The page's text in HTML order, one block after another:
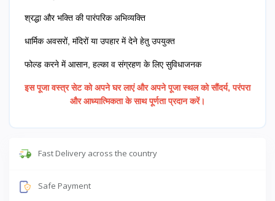
श्रद्धा और भक्ति की पारंपरिक अभिव्यक्ति
धार्मिक अवसरों, मंदिरों या उपहार में देने हेतु उपयुक्त
फोल्ड करने में आसान, हल्का व संग्रहण के लिए सुविधाजनक
इस पूजा वस्त्र सेट को अपने घर लाएं और अपने पूजा स्थल को सौंदर्य, परंपरा
और आध्यात्मिकता के साथ पूर्णता प्रदान करें।
Fast Delivery across the country
Safe Payment